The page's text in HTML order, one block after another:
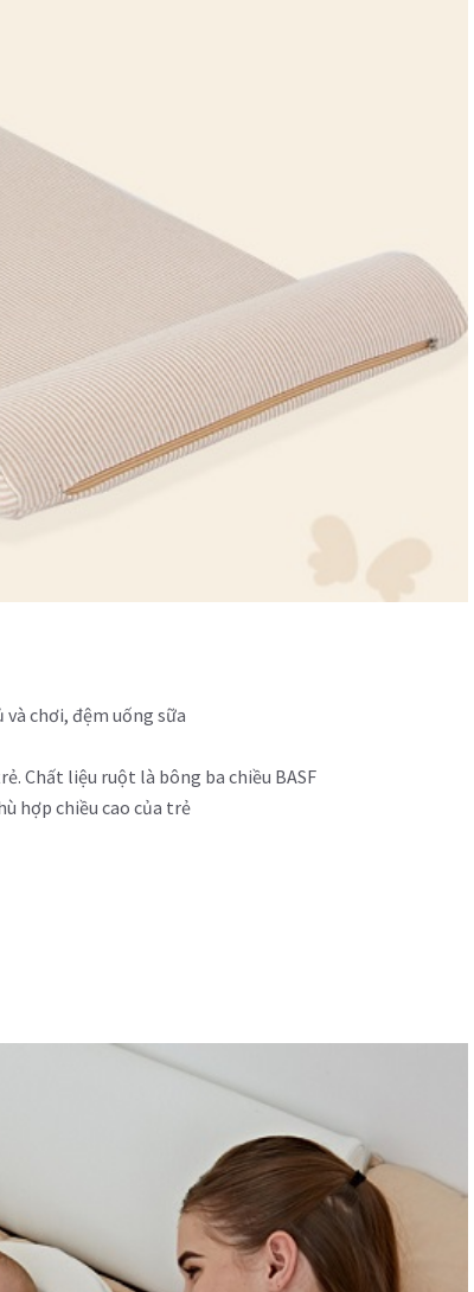
chơi, đệm uống sữa
Chất liệu ruột là bông ba chiều BASF
hợp chiều cao của trẻ